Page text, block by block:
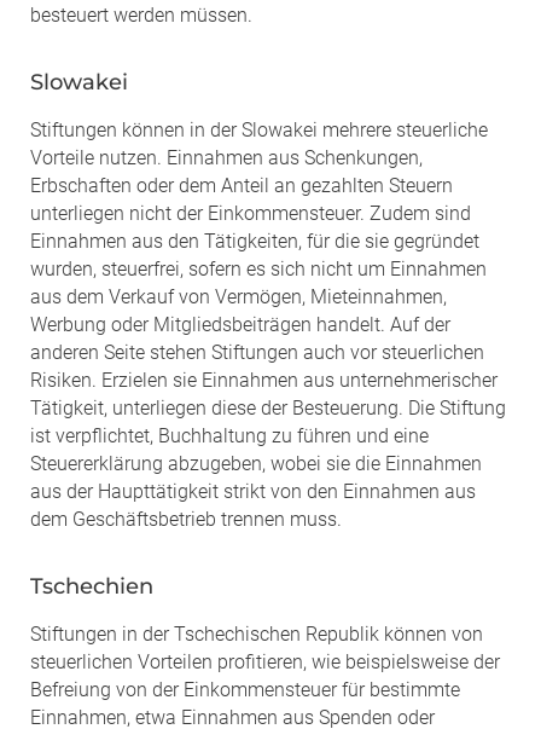
besteuert werden müssen.
Slowakei
Stiftungen können in der Slowakei mehrere steuerliche
Vorteile nutzen. Einnahmen aus Schenkungen,
Erbschaften oder dem Anteil an gezahlten Steuern
unterliegen nicht der Einkommensteuer. Zudem sind
Einnahmen aus den Tätigkeiten, für die sie gegründet
wurden, steuerfrei, sofern es sich nicht um Einnahmen
aus dem Verkauf von Vermögen, Mieteinnahmen,
Werbung oder Mitgliedsbeiträgen handelt. Auf der
anderen Seite stehen Stiftungen auch vor steuerlichen
Risiken. Erzielen sie Einnahmen aus unternehmerischer
Tätigkeit, unterliegen diese der Besteuerung. Die Stiftung
ist verpflichtet, Buchhaltung zu führen und eine
Steuererklärung abzugeben, wobei sie die Einnahmen
aus der Haupttätigkeit strikt von den Einnahmen aus
dem Geschäftsbetrieb trennen muss.
Tschechien
Stiftungen in der Tschechischen Republik können von
steuerlichen Vorteilen profitieren, wie beispielsweise der
Befreiung von der Einkommensteuer für bestimmte
Einnahmen, etwa Einnahmen aus Spenden oder